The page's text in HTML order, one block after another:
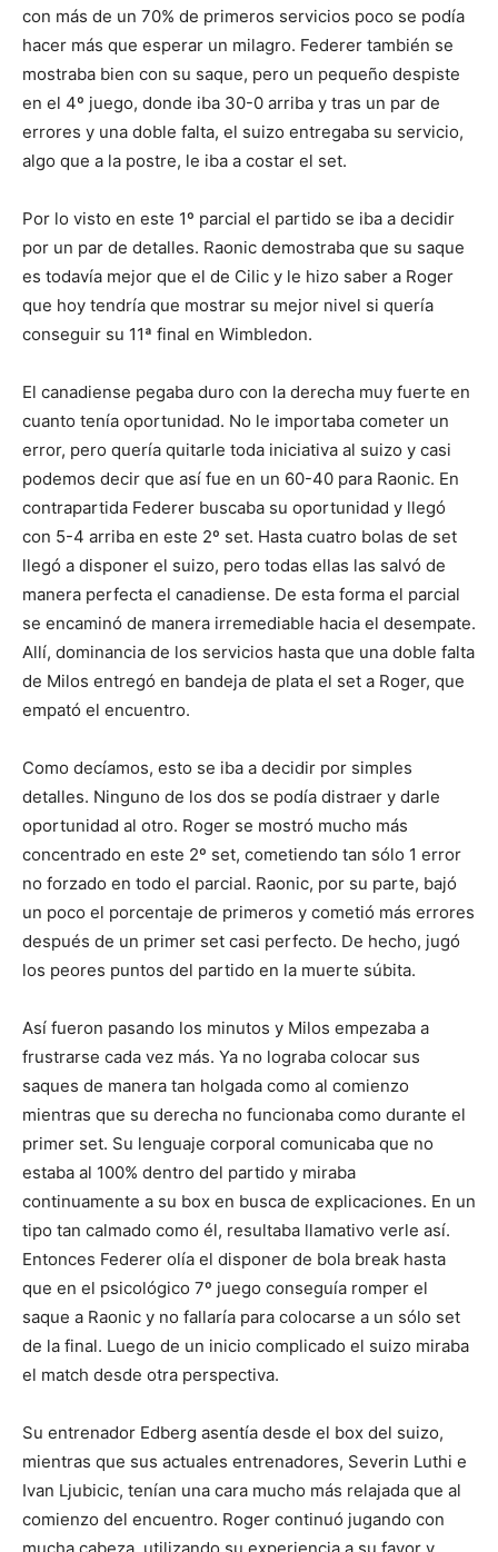
con más de un 70% de primeros servicios poco se podía
hacer más que esperar un milagro. Federer también se
mostraba bien con su saque, pero un pequeño despiste
en el 4º juego, donde iba 30-0 arriba y tras un par de
errores y una doble falta, el suizo entregaba su servicio,
algo que a la postre, le iba a costar el set.
Por lo visto en este 1º parcial el partido se iba a decidir
por un par de detalles. Raonic demostraba que su saque
es todavía mejor que el de Cilic y le hizo saber a Roger
que hoy tendría que mostrar su mejor nivel si quería
conseguir su 11ª final en Wimbledon.
El canadiense pegaba duro con la derecha muy fuerte en
cuanto tenía oportunidad. No le importaba cometer un
error, pero quería quitarle toda iniciativa al suizo y casi
podemos decir que así fue en un 60-40 para Raonic. En
contrapartida Federer buscaba su oportunidad y llegó
con 5-4 arriba en este 2º set. Hasta cuatro bolas de set
llegó a disponer el suizo, pero todas ellas las salvó de
manera perfecta el canadiense. De esta forma el parcial
se encaminó de manera irremediable hacia el desempate.
Allí, dominancia de los servicios hasta que una doble falta
de Milos entregó en bandeja de plata el set a Roger, que
empató el encuentro.
Como decíamos, esto se iba a decidir por simples
detalles. Ninguno de los dos se podía distraer y darle
oportunidad al otro. Roger se mostró mucho más
concentrado en este 2º set, cometiendo tan sólo 1 error
no forzado en todo el parcial. Raonic, por su parte, bajó
un poco el porcentaje de primeros y cometió más errores
después de un primer set casi perfecto. De hecho, jugó
los peores puntos del partido en la muerte súbita.
Así fueron pasando los minutos y Milos empezaba a
frustrarse cada vez más. Ya no lograba colocar sus
saques de manera tan holgada como al comienzo
mientras que su derecha no funcionaba como durante el
primer set. Su lenguaje corporal comunicaba que no
estaba al 100% dentro del partido y miraba
continuamente a su box en busca de explicaciones. En un
tipo tan calmado como él, resultaba llamativo verle así.
Entonces Federer olía el disponer de bola break hasta
que en el psicológico 7º juego conseguía romper el
saque a Raonic y no fallaría para colocarse a un sólo set
de la final. Luego de un inicio complicado el suizo miraba
el match desde otra perspectiva.
Su entrenador Edberg asentía desde el box del suizo,
mientras que sus actuales entrenadores, Severin Luthi e
Ivan Ljubicic, tenían una cara mucho más relajada que al
comienzo del encuentro. Roger continuó jugando con
mucha cabeza, utilizando su experiencia a su favor y